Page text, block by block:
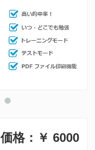
価格：￥ 6000